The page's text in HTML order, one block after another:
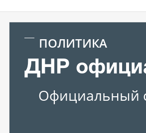
ПОЛИТИКА
ДНР
Официальный